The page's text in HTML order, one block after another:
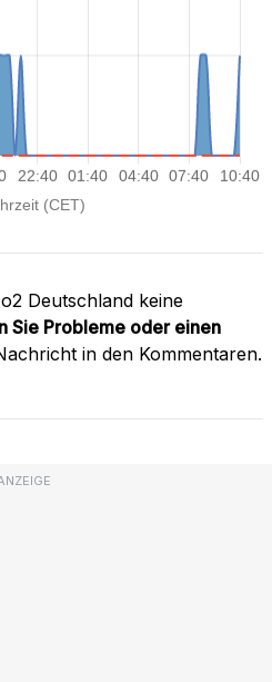
Deutschland keine
Sie Probleme oder einen
in den Kommentaren.